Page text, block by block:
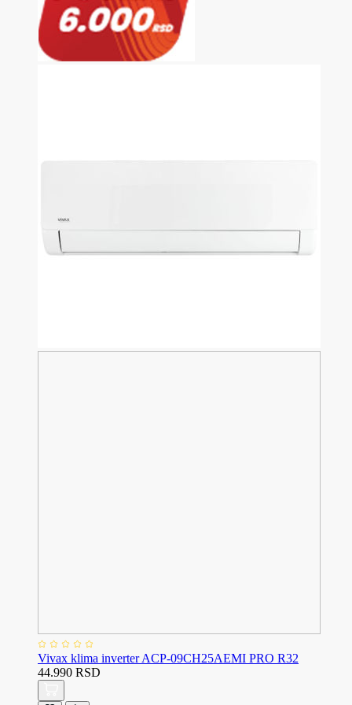
Vivax klima inverter ACP-09CH25AEMI PRO R32
44.990 RSD